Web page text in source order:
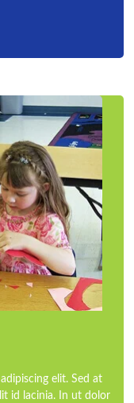
elit. Sed at
id lacinia. In ut dolor